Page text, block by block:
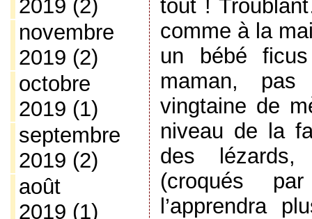
2019 (2)
novembre
2019 (2)
octobre
2019 (1)
septembre
2019 (2)
août
2019 (1)
tout !
comme à la
un bébé
maman,
vingtaine de
niveau de la
des
(croqués
l’apprendra